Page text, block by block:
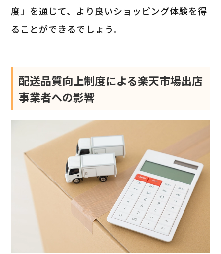
度」を通じて、より良いショッピング体験を得
ることができるでしょう。
配送品質向上制度による楽天市場出店
事業者への影響